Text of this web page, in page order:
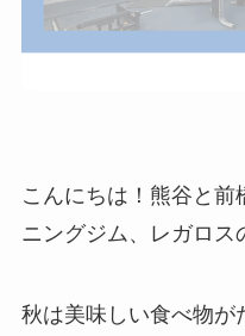
こんにちは！熊谷と
ニングジム、レガロス
秋は美味しい食べ物が